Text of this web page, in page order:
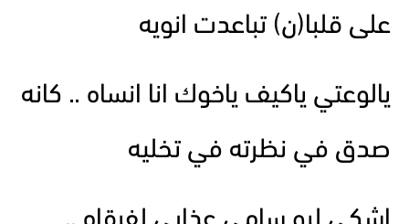
على قلبا(ن) تباعدت انويه
يالوعتي ياكيف ياخوك انا انساه .. كانه
صدق في نظرته في تخليه